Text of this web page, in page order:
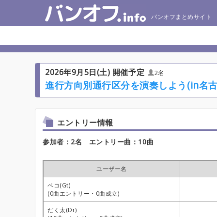
バンオフまとめサイト
2026年9月5日(土) 開催予定 2名
進行方向別通行区分を演奏しよう(in名
エントリー情報
参加者：2名 エントリー曲：10曲
ユーザー名
ペコ(Gt)
(0曲エントリー・0曲成立)
だく太(Dr)